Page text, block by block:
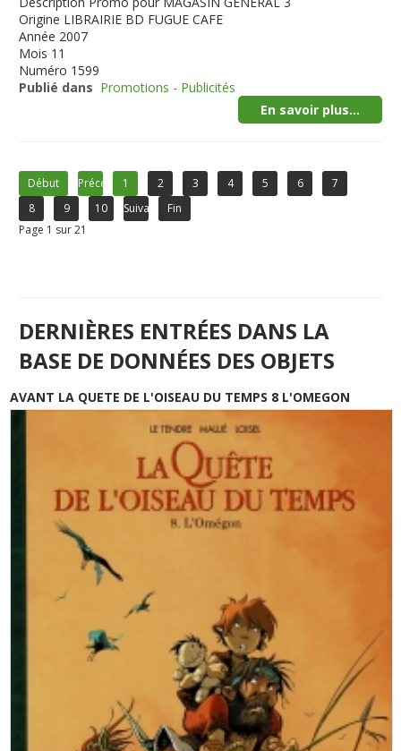
Origine LIBRAIRIE BD FUGUE CAFE
Année 2007
Mois 11
Numéro 1599
Publié dans Promotions - Publicités
En savoir plus...
Début Précédent1 2 3 4 5 6
7
8
9 10 Suivant
Fin
Page 1 sur 21
DERNIÈRES ENTRÉES DANS LA
BASE DE DONNÉES DES OBJETS
AVANT LA QUETE DE L'OISEAU DU TEMPS 8 L'OMEGON